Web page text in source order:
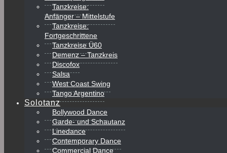
Tanzkreise:
Anfänger – Mittelstufe
Tanzkreise:
Fortgeschrittene
Tanzkreise Ü60
Demenz – Tanzkreis
Discofox
Salsa
West Coast Swing
Tango Argentino
Solotanz
Bollywood Dance
Garde- und Schautanz
Linedance
Contemporary Dance
Commercial Dance